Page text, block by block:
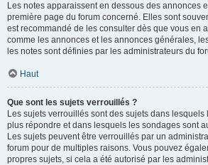
Les notes apparaissent en dessous des annonces
première page du forum concerné. Elles sont
est recommandé de les consulter dès que vous en
comme les annonces et les annonces générales,
les notes sont définies par les administrateurs du
Haut
Que sont les sujets verrouillés ?
Les sujets verrouillés sont des sujets dans
plus répondre et dans lesquels les sondages sont
Les sujets peuvent être verrouillés par un
forum pour de multiples raisons. Vous pouvez
propres sujets, si cela a été autorisé par les